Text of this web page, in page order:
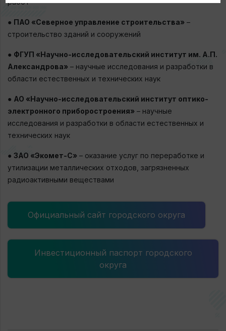
● ПАО «Северное управление строительства» –
строительство зданий и сооружений
● ФГУП «Научно-исследовательский институт им. А.П.
Александрова» – научные исследования и разработки в
области естественных и технических наук
● АО «Научно-исследовательский институт оптико-
электронного приборостроения» – научные
исследования и разработки в области естественных и
технических наук
● ЗАО «Экомет-С» – оказание услуг по переработке и
утилизации металлических отходов, загрязненных
радиоактивными веществами
Официальный сайт городского округа
Инвестиционный паспорт городского
округа